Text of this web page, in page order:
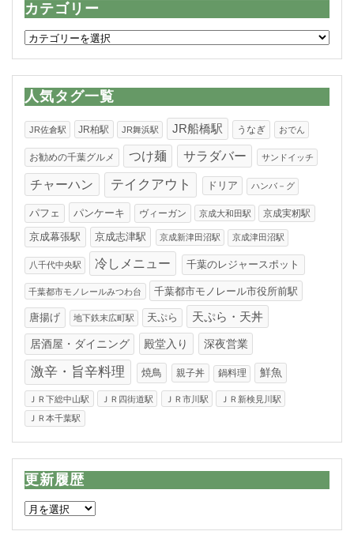
カテゴリー
カ
リ
ー
人気タグ一覧
JR佐倉駅 JR柏駅 JR舞浜駅 JR船橋駅 うなぎ おでん
お勧めの千葉グルメ つけ麺 サラダバー サンドイッチ
チャーハン テイクアウト ドリア ハンバ－グ
パフェ パンケーキ ヴィーガン 京成大和田駅 京成実籾駅
京成幕張駅 京成志津駅 京成新津田沼駅 京成津田沼駅
八千代中央駅 冷しメニュー 千葉のレジャースポット
千葉都市モノレールみつわ台 千葉都市モノレール市役所前駅
唐揚げ 地下鉄末広町駅 天ぷら 天ぷら・天丼
居酒屋・ダイニング 殿堂入り 深夜営業
激辛・旨辛料理 焼鳥 親子丼 鍋料理 鮮魚
ＪＲ下総中山駅 ＪＲ四街道駅 ＪＲ市川駅 ＪＲ新検見川駅
ＪＲ本千葉駅
更新履歴
更